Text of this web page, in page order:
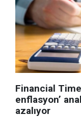
Financial
enflasyon’
azalıyor